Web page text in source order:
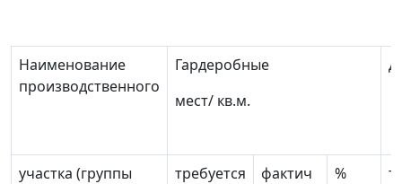
Наименование
производственного
Гардеробные
мест/ кв.м.
участка (группы
требуется
фактич
%